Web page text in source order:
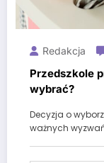
Redakcja
Przedszkole
wybrać?
Decyzja o
ważnych